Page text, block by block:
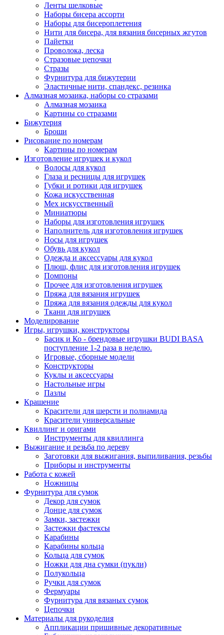
Ленты шелковые
Наборы бисера ассорти
Наборы для бисероплетения
Нити для бисера, для вязания бисерных жгутов
Пайетки
Проволока, леска
Стразовые цепочки
Стразы
Фурнитура для бижутерии
Эластичные нити, спандекс, резинка
Алмазная мозаика, наборы со стразами
Алмазная мозаика
Картины co стразами
Бижутерия
Броши
Рисование по номерам
Картины по номерам
Изготовление игрушек и кукол
Волосы для кукол
Глаза и ресницы для игрушек
Губки и ротики для игрушек
Кожа искусственная
Мех искусственный
Миниатюры
Наборы для изготовления игрушек
Наполнитель для изготовления игрушек
Носы для игрушек
Обувь для кукол
Одежда и аксессуары для кукол
Плюш, флис для изготовления игрушек
Помпоны
Прочее для изготовления игрушек
Пряжа для вязания игрушек
Пряжа для вязания одежды для кукол
Ткани для игрушек
Моделирование
Игры, игрушки, конструкторы
Басик и Ко - брендовые игрушки BUDI BASA
поступление 1-2 раза в неделю.
Игровые, сборные модели
Конструкторы
Куклы и аксессуары
Настольные игры
Пазлы
Крашение
Красители для шерсти и полиамида
Красители универсальные
Квиллинг и оригами
Инструменты для квиллинга
Выжигание и резьба по дереву
Заготовки для выжигания, выпиливания, резьбы
Приборы и инструменты
Работа с кожей
Ножницы
Фурнитура для сумок
Декор для сумок
Донце для сумок
Замки, застежки
Застежки фастексы
Карабины
Карабины кольца
Кольца для сумок
Ножки для дна сумки (пукли)
Полукольца
Ручки для сумок
Фермуары
Фурнитура для вязаных сумок
Цепочки
Материалы для рукоделия
Аппликации пришивные декоративные